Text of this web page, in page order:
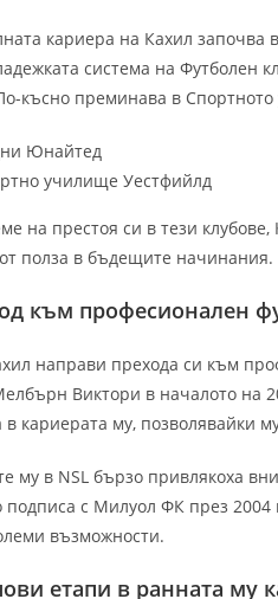
кариера на Кахил започва
система на Футболен
късно преминава в
Юнайтед
училище Уестфийлд
на престоя си в тези
полза в бъдещите начинания.
към професионален
направи прехода си към
Виктори в началото на
в кариерата му, позволявайки
му в NSL бързо привлякоха
подписа с Милуол ФК през
възможности.
етапи в ранната му